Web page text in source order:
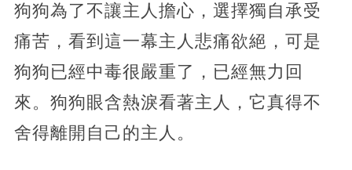
狗狗為了不讓主人擔心，選擇獨自承受
痛苦，看到這一幕主人悲痛欲絕，可是
狗狗已經中毒很嚴重了，已經無力回
來。狗狗眼含熱淚看著主人，它真得不
舍得離開自己的主人。